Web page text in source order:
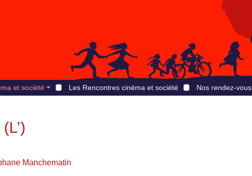
et société Les Rencontres cinéma et société Nos rendez-vous
Manchematin